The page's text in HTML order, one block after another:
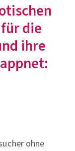
die
ihre
ohne